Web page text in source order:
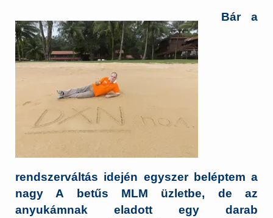
Bár a
rendszerváltás idején egyszer beléptem a
nagy A betűs MLM üzletbe, de az
anyukámnak eladott egy darab